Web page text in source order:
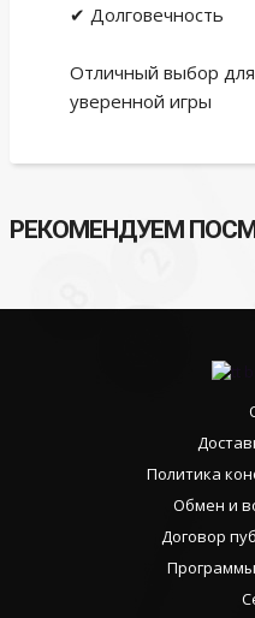
✔ Долговечность
Отличный выбор
уверенной игры
РЕКОМЕНДУЕМ
Политика
Обмен и
Договор